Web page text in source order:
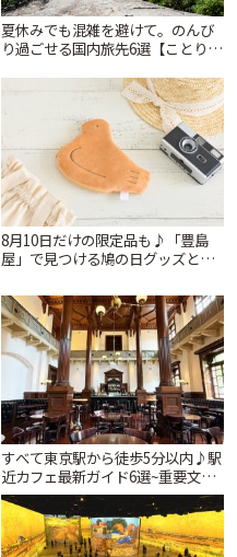
夏休みでも混雑を避けて。のんび
り過ごせる国内旅先6選【ことりっ
8月10日だけの限定品も♪「豊島
屋」で見つける鳩の日グッズと本
すべて東京駅から徒歩5分以内♪駅
近カフェ最新ガイド6選~重要文化
財の洋館カフェから、改札すぐの
レトロ喫茶まで~ | ことりっぷ